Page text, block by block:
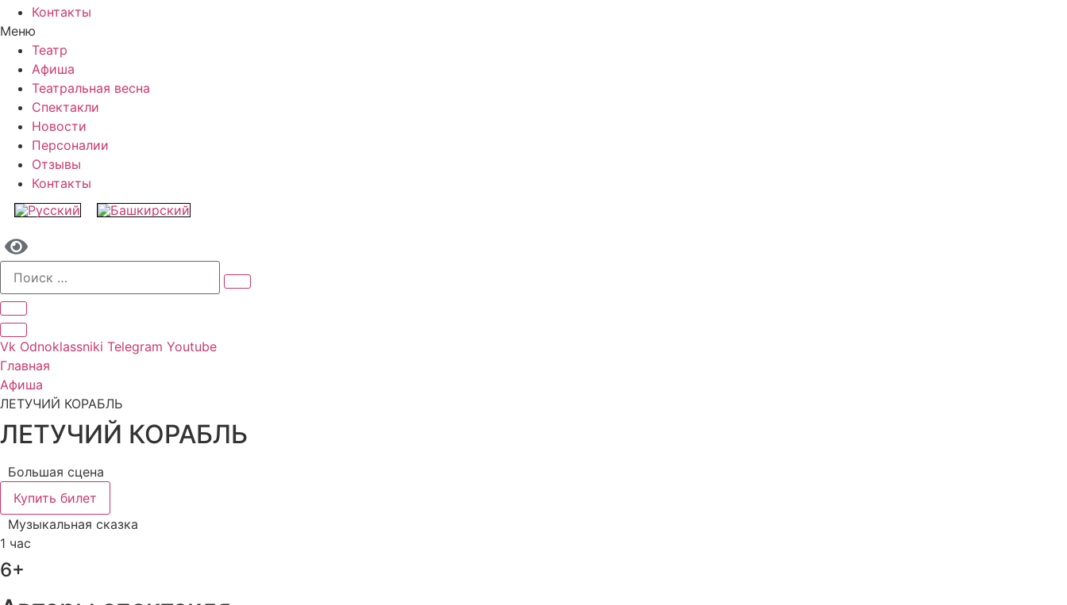
Контакты
Меню
Театр
Афиша
Театральная весна
Спектакли
Новости
Персоналии
Отзывы
Контакты
Vk Odnoklassniki Telegram Youtube
Главная
Афиша
ЛЕТУЧИЙ КОРАБЛЬ
ЛЕТУЧИЙ КОРАБЛЬ
Большая сцена
Купить билет
Музыкальная сказка
1 час
6+